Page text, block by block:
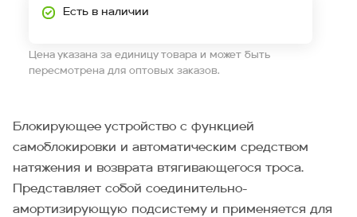
Есть в наличии
Цена указана за единицу товара и может быть
пересмотрена для оптовых заказов.
Блокирующее устройство с функцией
самоблокировки и автоматическим средством
натяжения и возврата втягивающегося троса.
Представляет собой соединительно-
амортизирующую подсистему и применяется для